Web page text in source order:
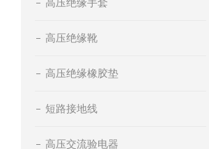
高压绝缘手套
高压绝缘靴
高压绝缘橡胶垫
短路接地线
高压交流验电器